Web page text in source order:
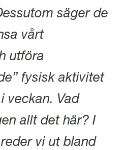
säger de
vårt
utföra
fysisk aktivitet
veckan. Vad
allt det här? I
vi ut bland